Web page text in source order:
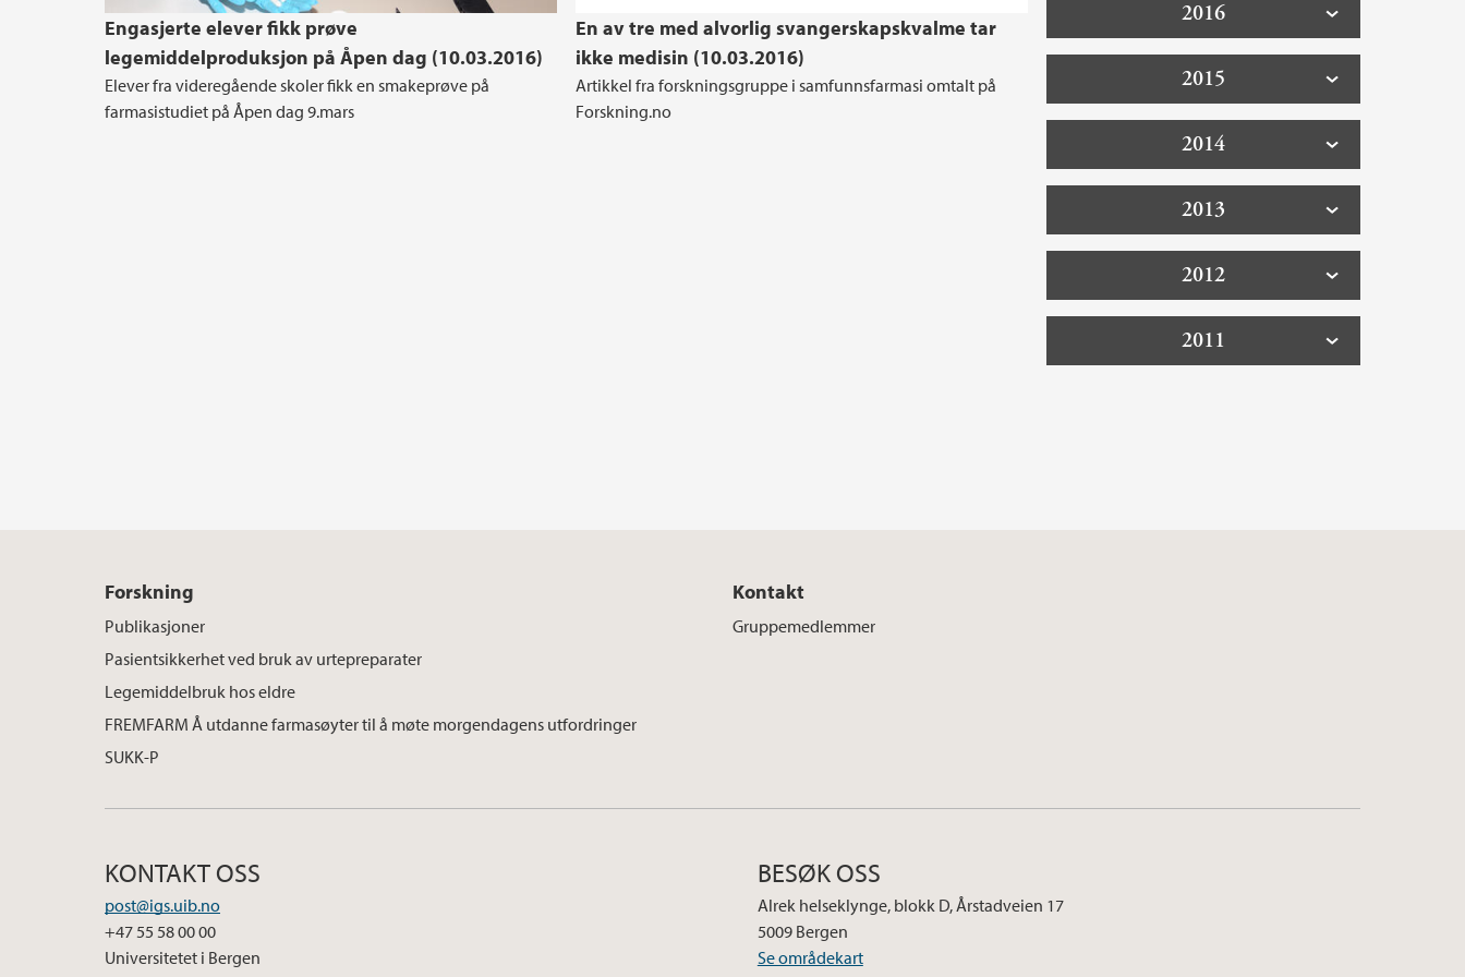
Engasjerte elever fikk prøve
legemiddelproduksjon på Åpen dag (10.03.2016)
Elever fra videregående skoler fikk en smakeprøve på
farmasistudiet på Åpen dag 9.mars
En av tre med alvorlig svangerskapskvalme tar
ikke medisin (10.03.2016)
Artikkel fra forskningsgruppe i samfunnsfarmasi omtalt på
Forskning.no
2016
2015
2014
2013
2012
2011
Forskning
Publikasjoner
Pasientsikkerhet ved bruk av urtepreparater
Legemiddelbruk hos eldre
FREMFARM Å utdanne farmasøyter til å møte morgendagens utfordringer
SUKK-P
Kontakt
Gruppemedlemmer
KONTAKT OSS
post@igs.uib.no
+47 55 58 00 00
Universitetet i Bergen
BESØK OSS
Alrek helseklynge, blokk D, Årstadveien 17
5009 Bergen
Se områdekart